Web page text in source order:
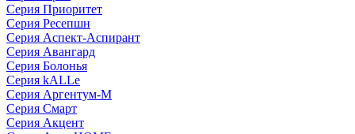
Серия Приоритет
Серия Ресепшн
Серия Аспект-Аспирант
Серия Авангард
Серия Болонья
Серия kALLe
Серия Аргентум-М
Серия Смарт
Серия Акцент